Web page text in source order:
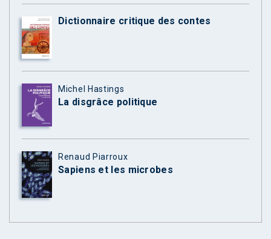
Dictionnaire critique des contes
Michel Hastings
La disgrâce politique
Renaud Piarroux
Sapiens et les microbes